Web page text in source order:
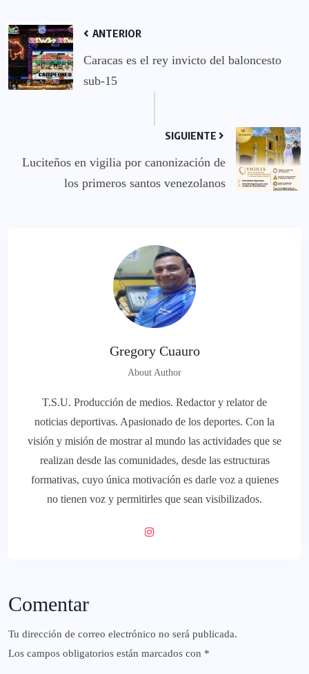
ANTERIOR
Caracas es el rey invicto del baloncesto
sub-15
SIGUIENTE
Luciteños en vigilia por canonización de
los primeros santos venezolanos
Gregory Cuauro
About Author
T.S.U. Producción de medios. Redactor y relator de
noticias deportivas. Apasionado de los deportes. Con la
visión y misión de mostrar al mundo las actividades que se
realizan desde las comunidades, desde las estructuras
formativas, cuyo única motivación es darle voz a quienes
no tienen voz y permitirles que sean visibilizados.
Comentar
Tu dirección de correo electrónico no será publicada.
Los campos obligatorios están marcados con *